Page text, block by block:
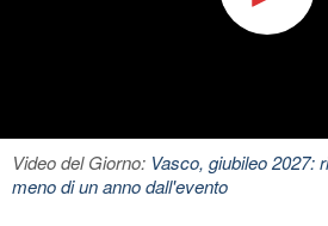
Video del Giorno: Vasco, giubileo 2027:
meno di un anno dall'evento